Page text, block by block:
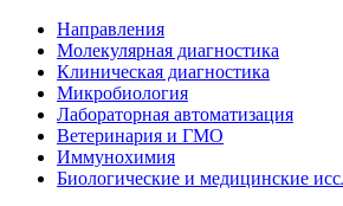
Направления
Молекулярная диагностика
Клиническая диагностика
Микробиология
Лабораторная автоматизация
Ветеринария и ГМО
Иммунохимия
Биологические и медицинские